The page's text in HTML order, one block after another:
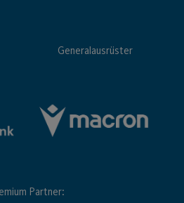
Generalausrüster
Partner: